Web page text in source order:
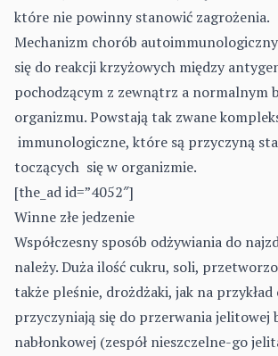
które nie powinny stanowić zagrożenia.
Mechanizm chorób
się do reakcji krzyżowych między
pochodzącym z zewnątrz a normalnym
organizmu. Powstają tak zwane
immunologiczne, które są przyczyną
toczących się w organizmie.
[the_ad id=”4052″]
Winne złe jedzenie
Współczesny sposób odżywiania do
należy. Duża ilość cukru, soli,
także pleśnie, drożdżaki, jak na przykład
przyczyniają się do przerwania jelitowej
nabłonkowej (zespół nieszczelne-go